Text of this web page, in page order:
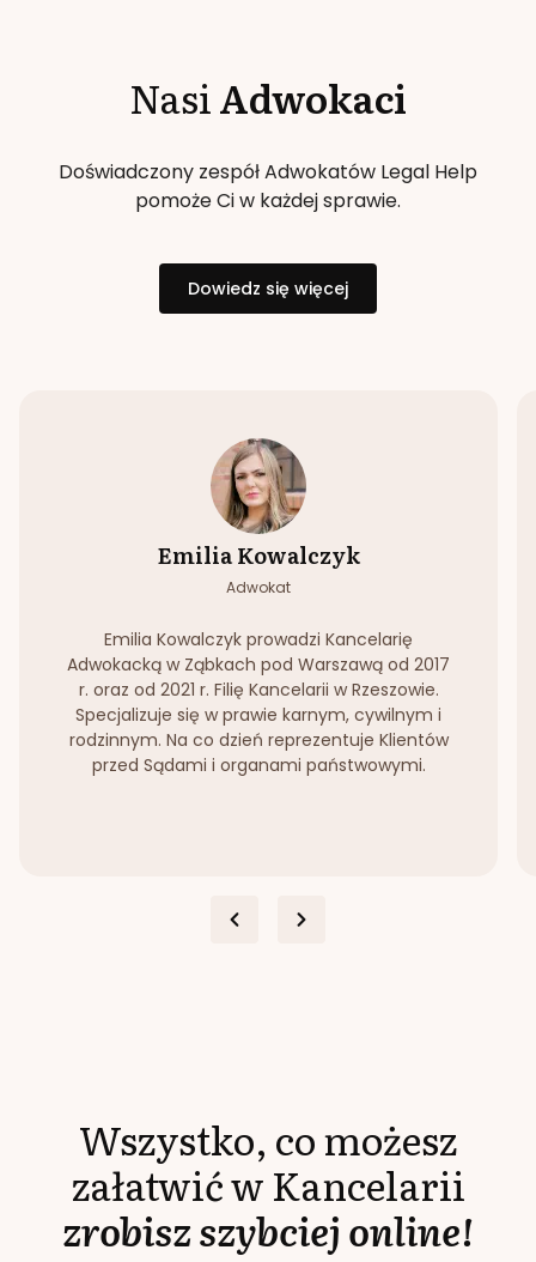
NasiAdwokaci
Doświadczony zespół Adwokatów Legal Help
pomoże Ci w każdej sprawie.
Dowiedz się więcej
Emilia Kowalczyk
Adwokat
Emilia Kowalczyk prowadzi Kancelarię
Adwokacką w Ząbkach pod Warszawą od 2017
r. oraz od 2021 r. Filię Kancelarii w Rzeszowie.
Specjalizuje się w prawie karnym, cywilnym i
rodzinnym. Na co dzień reprezentuje Klientów
przed Sądami i organami państwowymi.
Wszystko, co możesz
załatwić w Kancelarii
zrobisz szybciej online!